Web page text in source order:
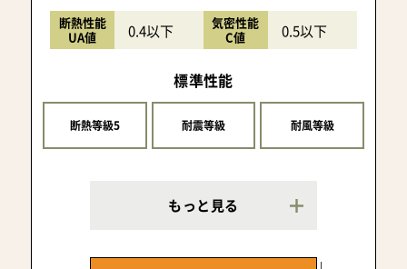
断熱性能
UA値
0.4以下
気密性能
C値
0.5以下
標準性能
断熱等級5 耐震等級 耐風等級
もっと見る